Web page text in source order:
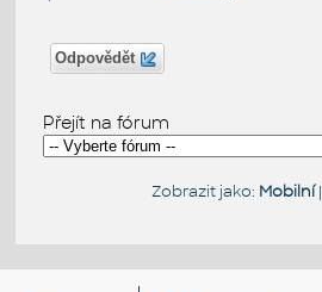
Odpovědět
Přejít na fórum
Zobrazit jako: Mobilní|